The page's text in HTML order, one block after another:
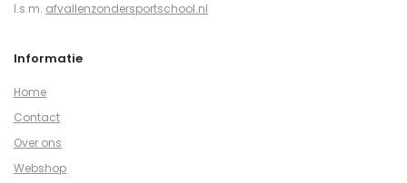
I.s.m. afvallenzondersportschool.nl
Informatie
Home
Contact
Over ons
Webshop